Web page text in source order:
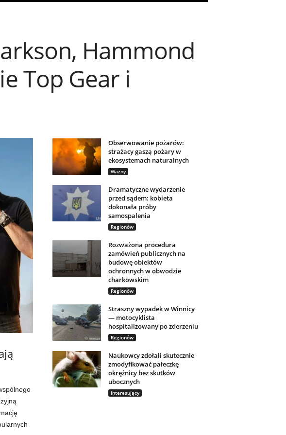
Hammond
Top Gear i
Obserwowanie pożarów:
strażacy gaszą pożary w
ekosystemach naturalnych
Ważny
Dramatyczne wydarzenie
przed sądem: kobieta
dokonała próby
samospalenia
Regionów
Rozważona procedura
zamówień publicznych na
budowę obiektów
ochronnych w obwodzie
charkowskim
Regionów
Straszny wypadek w Winnicy
— motocyklista
hospitalizowany po zderzeniu
Regionów
Naukowcy zdołali skutecznie
zmodyfikować pałeczkę
okrężnicy bez skutków
ubocznych
Interesujący